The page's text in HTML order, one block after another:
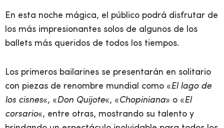
En esta noche mágica, el público podrá disfrutar de
los más impresionantes solos de algunos de los
ballets más queridos de todos los tiempos.
Los primeros bailarines se presentarán en solitario
con piezas de renombre mundial como «El lago de
los cisnes«, «Don Quijote«, «Chopiniana» o «El
corsario«, entre otras, mostrando su talento y